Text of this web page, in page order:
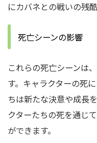
にカバネとの戦いの残
死亡シーンの影響
これらの死亡シーンは
す。キャラクターの死
ちは新たな決意や成長
クターたちの死を通じ
ができます。